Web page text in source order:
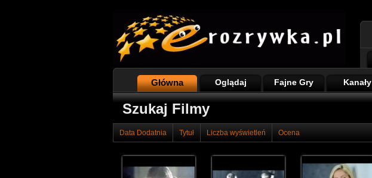
Główna Oglądaj Fajne Gry Kanały
Szukaj Filmy
Data Dodatnia Tytuł Liczba wyświetleń Ocena